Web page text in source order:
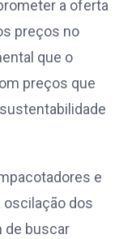
a oferta
preços no
que o
preços que
e
dos
de buscar